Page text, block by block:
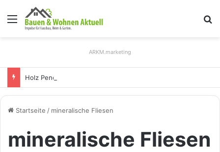
Menü
ARKM.marketing
Startseite / mineralische Fliesen
mineralische Fliesen